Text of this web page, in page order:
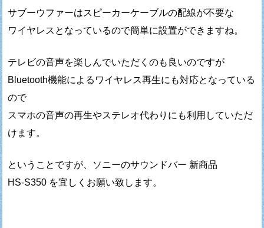
サブーウファーはスピーカーケーブルの配線が不要な
ワイヤレスとなっているので簡単に設置ができますね。
テレビの音声を楽しんでいただくのも良いのですが
Bluetooth機能によるワイヤレス再生にも対応となっている
ので
スマホの音声の再生やステレオ代わりにも利用していただ
けます。
ということですが、ソニーのサウンドバー 新商品
HS-S350 を宜しくお願い致します。